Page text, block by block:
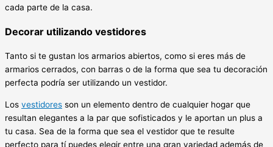
cada parte de la casa.
Decorar utilizando vestidores
Tanto si te gustan los armarios abiertos, como si eres más de
armarios cerrados, con barras o de la forma que sea tu decoración
perfecta podría ser utilizando un vestidor.
Los vestidores son un elemento dentro de cualquier hogar que
resultan elegantes a la par que sofisticados y le aportan un plus a
tu casa. Sea de la forma que sea el vestidor que te resulte
perfecto para tí puedes elegir entre una gran variedad además de